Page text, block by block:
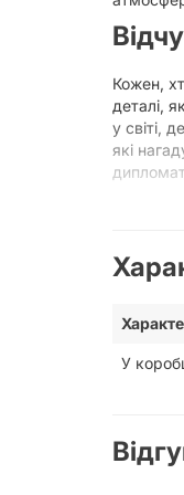
Кожен,
деталі, як
у світі,
які
У